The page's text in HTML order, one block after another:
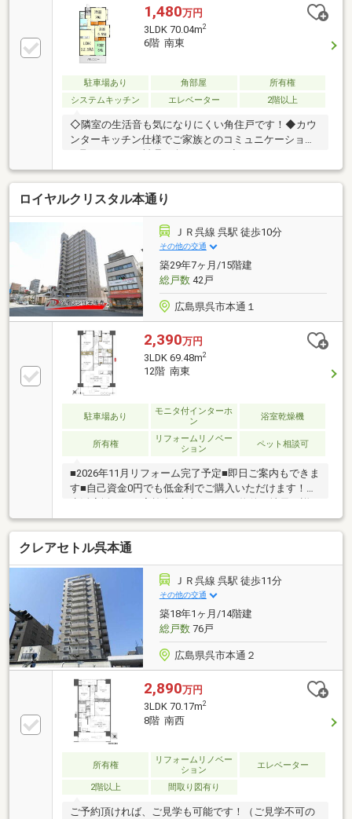
利に生活できます。■ バルコニーからの眺めが良好
で、日々の疲れも忘れちゃいます。■ 宅配ボックス
設置で、留守でも気にせず便利です。■ 売主が業者
なので、設備等保証がつくので安心です。（有期限）
【支払例】 借入金額 1，898万円 の場合■ 支払
金額 月額 52，916円（ボーナス払いなし）※ 金
利 0.925%（変動）期間35年の場合 （ 別途、購入時
1,480万円
3LDK 70.04m2
6階 南東
駐車場あり 角部屋
所有権
システムキッチン
エレベーター 2階以上
◇隣室の生活音も気になりにくい角住戸です！◆カウ
ンターキッチン仕様でご家族とのコミュニケーション
全室6帖以上の3LDKです！和室もありゆったりと寛げ
ます。◆ホールに面した洗面室で帰宅後すぐに手洗い
ができ衛生的♪◇角住戸なので日当たりも風通しも良
く開放的です！◆近隣に商業施設が揃い、平坦地なの
で徒歩や自転車での移動もしやすく生活しやすい環境
です。◆来場メリット・物件を見て触れる事で暮らし
のイメージが上がります・WEBよりもリアルな資金シ
ミュレーションが可能です・未完成でも類似の完成物
件があればご案内可能です赤い「見学可能」ボタンか
ら
ロイヤルクリスタル本通り
ＪＲ呉線 呉駅 徒歩10分
その他の交通
築29年7ヶ月/15階建
総戸数42戸
広島県呉市本通１
2,390万円
3LDK 69.48m2
12階 南東
駐車場あり
モニタ付インターホ
ン
浴室乾燥機
所有権
リフォームリノベー
ション
ペット相談可
■2026年11月リフォーム完了予定■即日ご案内もできま
す■自己資金0円でも低金利でご購入いただけます！新
しい当社にお任せください。住宅ローンも当社にお任
せください♪頭金０円からでもＯＫ！住宅ローンが不
安！月々の返済を抑えたい！資金計画のお悩みもお気
軽にご相談ください。是非一度、現地をご覧くださ
い！平日も見学可能です（要予約）即日ご案内も可能
です♪お気軽にお問い合わせください。
クレアセトル呉本通
ＪＲ呉線 呉駅 徒歩11分
その他の交通
築18年1ヶ月/14階建
総戸数76戸
広島県呉市本通２
2,890万円
3LDK 70.17m2
8階 南西
所有権
リフォームリノベー
ション
エレベーター
2階以上 間取り図有り
ご予約頂ければ、ご見学も可能です！（ご見学不可の